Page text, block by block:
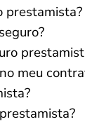
prestamista?
meu